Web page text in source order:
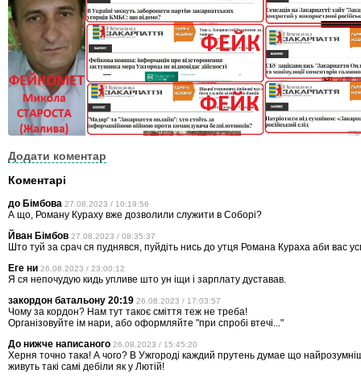
Додати коментар
Коментарі
до Бімбова 27.08.2023 / 10:19:56
А що, Роману Кураху вже дозволили служити в Соборі?
Йван Бімбов 27.08.2023 / 08:35:37
Што туй за срач ся пуднявся, пуйдіть нись до утця Романа Кураха аби вас
Еге ни 26.08.2023 / 23:00:12
Я ся непочудую кидь упливе што ун іщи і зарплату дуставав.
закордон батальону 20:19 26.08.2023 / 17:03:57
Чому за кордон? Нам тут такоє сміття теж не треба!
Організовуйте ім нари, або оформляйте "при спробі втечі..."
До нижче написаного 26.08.2023 / 15:45:20
Херня точно така! А чого? В Ужгородi каждий прутень думае що
живуть такi самi дебiли як у Лютiй!